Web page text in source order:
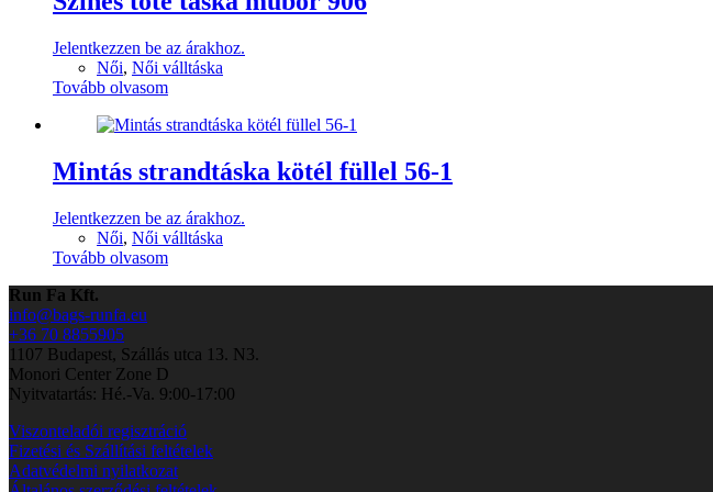
Jelentkezzen be az árakhoz.
Női, Női válltáska
Tovább olvasom
Mintás strandtáska kötél füllel 56-1
Jelentkezzen be az árakhoz.
Női, Női válltáska
Tovább olvasom
Run Fa Kft.
info@bags-runfa.eu
+36 70 8855905
1107 Budapest, Szállás utca 13. N3.
Monori Center Zone D
Nyitvatartás: Hé.-Va. 9:00-17:00
Viszonteladói regisztráció
Fizetési és Szállítási feltételek
Adatvédelmi nyilatkozat